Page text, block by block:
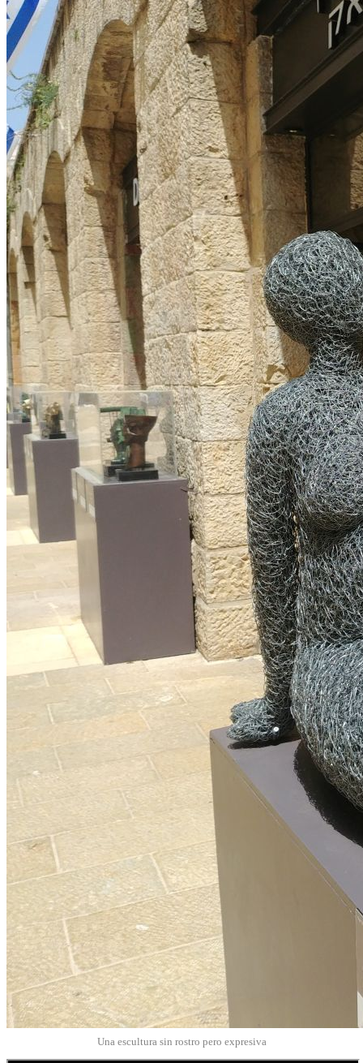
Una escultura sin rostro pero expresiva